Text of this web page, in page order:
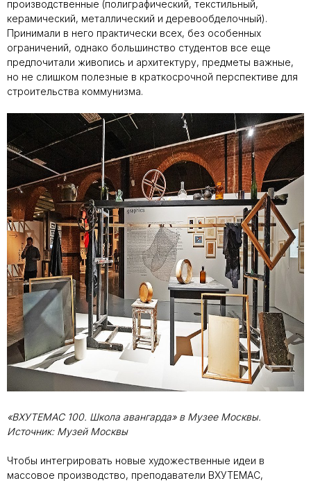
производственные (полиграфический, текстильный,
керамический, металлический и деревообделочный).
Принимали в него практически всех, без особенных
ограничений, однако большинство студентов все еще
предпочитали живопись и архитектуру, предметы важные,
но не слишком полезные в краткосрочной перспективе для
строительства коммунизма.
«ВХУТЕМАС 100. Школа авангарда» в Музее Москвы.
Источник: Музей Москвы
Чтобы интегрировать новые художественные идеи в
массовое производство, преподаватели ВХУТЕМАС,